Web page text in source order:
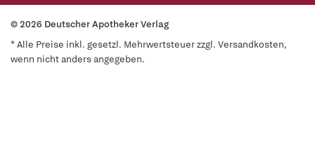
© 2026 Deutscher Apotheker Verlag
* Alle Preise inkl. gesetzl. Mehrwertsteuer zzgl. Versandkosten,
wenn nicht anders angegeben.